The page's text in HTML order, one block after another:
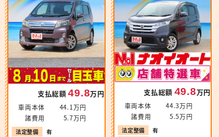
支払総額49.8万円
車両本体
44.1万円
諸費用
5.7万円
法定整備
有
支払総額 49.8万円
車両本体
44.3万円
諸費用
5.5万円
法定整備
有